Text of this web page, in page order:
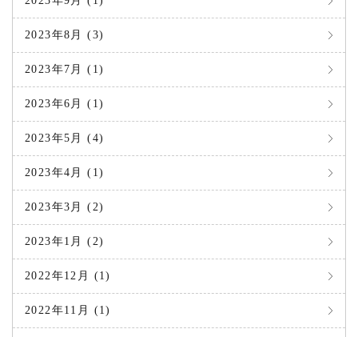
2023年8月 (3)
2023年7月 (1)
2023年6月 (1)
2023年5月 (4)
2023年4月 (1)
2023年3月 (2)
2023年1月 (2)
2022年12月 (1)
2022年11月 (1)